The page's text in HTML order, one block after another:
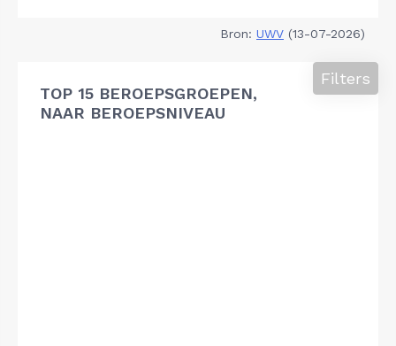
Bron: UWV (13-07-2026)
TOP 15 BEROEPSGROEPEN,
NAAR BEROEPSNIVEAU
Filters